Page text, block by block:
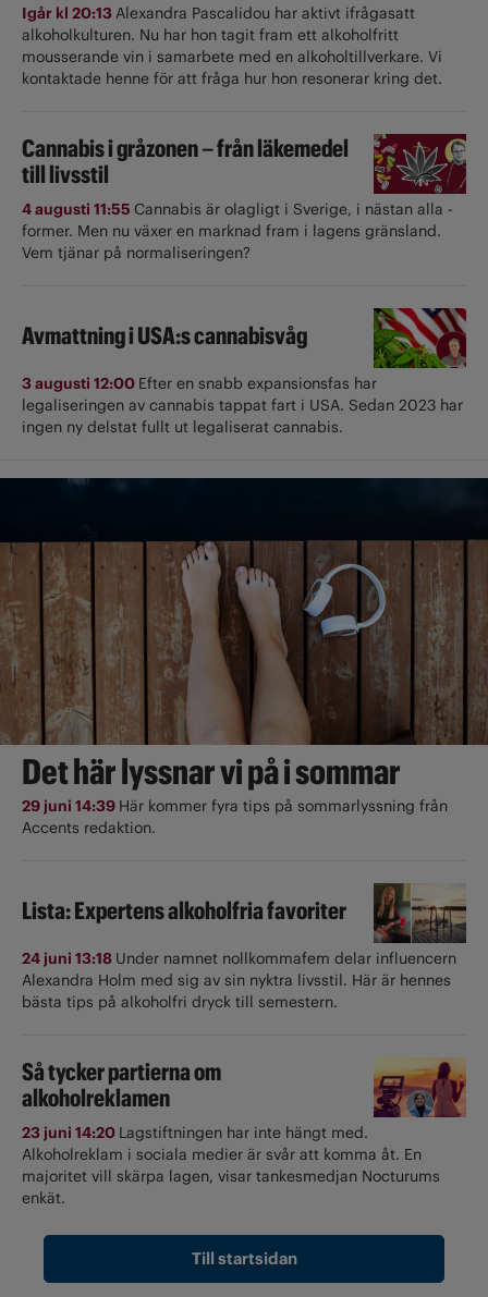
Igår kl 20:13Alexandra Pascalidou har aktivt ifrågasatt
alkoholkulturen. Nu har hon tagit fram ett alkoholfritt
mousserande vin i samarbete med en alkoholtillverkare. Vi
kontaktade henne för att fråga hur hon resonerar kring det.
Cannabis i gråzonen – från läkemedel
till livsstil
4 augusti 11:55 Cannabis är olagligt i ­Sverige, i nästan alla ­
former. Men nu växer en marknad fram i lagens gränsland.
Vem tjänar på normaliseringen?
Avmattning i USA:s cannabisvåg
3 augusti 12:00 Efter en snabb expansionsfas har
legaliseringen av cannabis tappat fart i USA. Sedan 2023 har
ingen ny delstat fullt ut ­legaliserat cannabis.
Det här lyssnar vi på i sommar
29 juni 14:39 Här kommer fyra tips på sommarlyssning från
Accents redaktion.
Lista: Expertens alkoholfria favoriter
24 juni 13:18 Under namnet nollkommafem delar influencern
Alexandra Holm med sig av sin nyktra livsstil. Här är hennes
bästa tips på alkoholfri dryck till semestern.
Så tycker partierna om
alkoholreklamen
23 juni 14:20 Lagstiftningen har inte hängt med.
Alkoholreklam i sociala medier är svår att komma åt. En
majoritet vill skärpa lagen, visar tankesmedjan Nocturums
enkät.
Till startsidan